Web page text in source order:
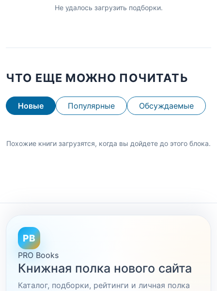
Не удалось загрузить подборки.
ЧТО ЕЩЕ МОЖНО ПОЧИТАТЬ
Новые Популярные Обсуждаемые
Похожие книги загрузятся, когда вы дойдете до этого блока.
PB
PRO Books
Книжная полка нового сайта
Каталог, подборки, рейтинги и личная полка